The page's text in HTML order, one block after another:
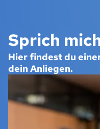
Sprich
Hier findest du
dein Anliegen.